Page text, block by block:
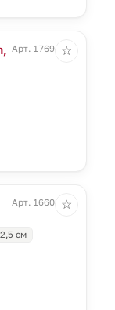
Арт. 17694.60
☆
Арт. 16608.30
см
☆